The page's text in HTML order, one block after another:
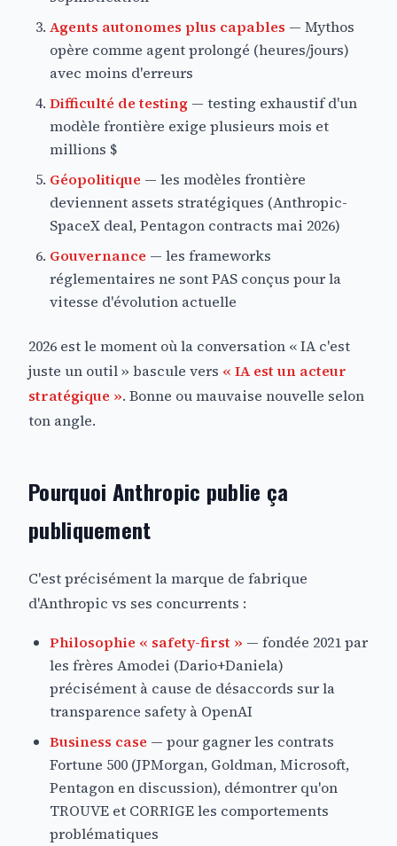
Agents autonomes plus capables — Mythos
opère comme agent prolongé (heures/jours)
avec moins d'erreurs
Difficulté de testing — testing exhaustif d'un
modèle frontière exige plusieurs mois et
millions $
Géopolitique — les modèles frontière
deviennent assets stratégiques (Anthropic-
SpaceX deal, Pentagon contracts mai 2026)
Gouvernance — les frameworks
réglementaires ne sont PAS conçus pour la
vitesse d'évolution actuelle
2026 est le moment où la conversation « IA c'est
juste un outil » bascule vers « IA est un acteur
stratégique ». Bonne ou mauvaise nouvelle selon
ton angle.
Pourquoi Anthropic publie ça
publiquement
C'est précisément la marque de fabrique
d'Anthropic vs ses concurrents :
Philosophie « safety-first » — fondée 2021 par
les frères Amodei (Dario+Daniela)
précisément à cause de désaccords sur la
transparence safety à OpenAI
Business case — pour gagner les contrats
Fortune 500 (JPMorgan, Goldman, Microsoft,
Pentagon en discussion), démontrer qu'on
TROUVE et CORRIGE les comportements
problématiques